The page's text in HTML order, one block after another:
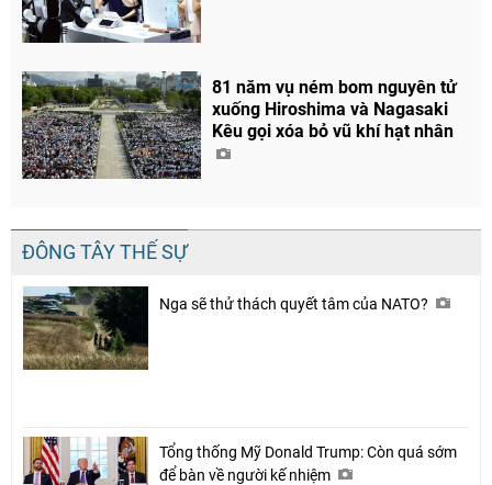
81 năm vụ ném bom nguyên tử
xuống Hiroshima và Nagasaki
Kêu gọi xóa bỏ vũ khí hạt nhân
ĐÔNG TÂY THẾ SỰ
Nga sẽ thử thách quyết tâm của NATO?
Tổng thống Mỹ Donald Trump: Còn quá sớm
để bàn về người kế nhiệm